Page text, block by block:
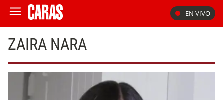
EN VIVO
ZAIRA NARA